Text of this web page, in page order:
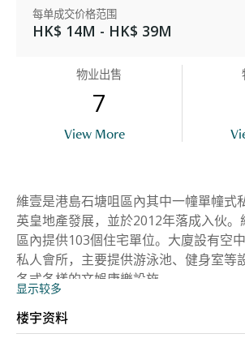
每单成交价格范围
HK$ 14M - HK$ 39M
物业出售
7
View More
維壹是港島石塘咀區內其中一幢單幢式
英皇地產發展，並於2012年落成入伙
區內提供103個住宅單位。大廈設有空
私人會所，主要提供游泳池、健身室等
各式各樣的文娛康樂設施。
显示较多
楼宇资料